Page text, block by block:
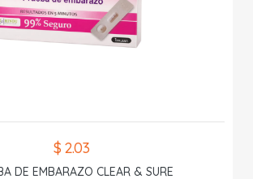
$ 2.03
DE EMBARAZO CLEAR & SURE